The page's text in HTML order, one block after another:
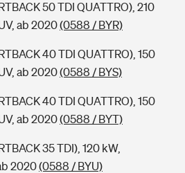
50 TDI QUATTRO), 210
ab 2020(0588 / BYR)
40 TDI QUATTRO), 150
ab 2020(0588 / BYS)
40 TDI QUATTRO), 150
ab 2020(0588 / BYT)
35 TDI), 120 kW,
2020(0588 / BYU)